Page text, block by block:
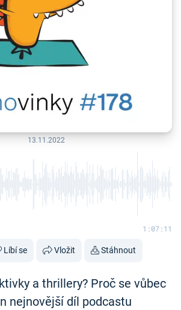
13.11.2022
1:07:11
Líbí se Vložit Stáhnout
a thrillery? Proč se vůbec
nejnovější díl podcastu